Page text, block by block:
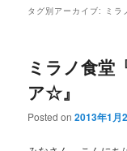
タグ別アーカイブ: ミラ
ミラノ食堂
ア☆』
Posted on2013年1月